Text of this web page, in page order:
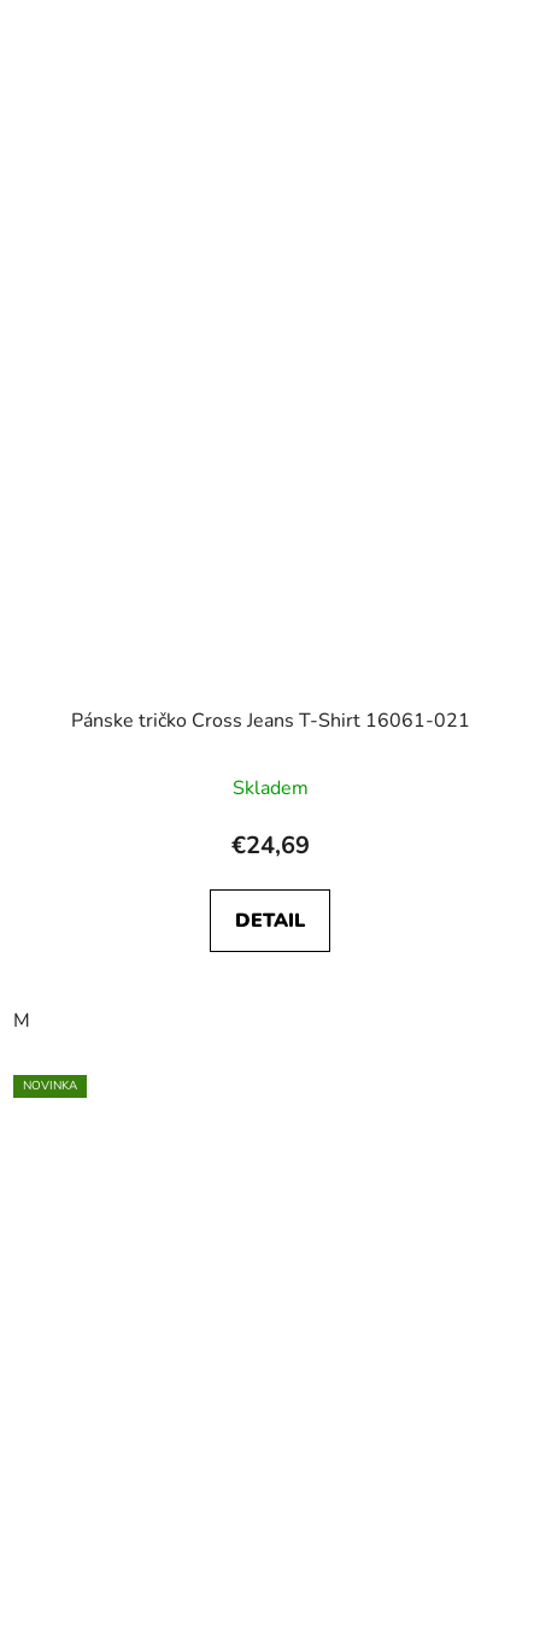
Pánske tričko Cross Jeans T-Shirt 16061-021
Skladem
€24,69
DETAIL
M
NOVINKA